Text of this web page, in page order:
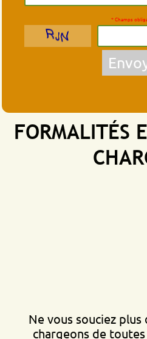
* Champs
FORMALITÉS
Ne vous souciez plus
chargeons de